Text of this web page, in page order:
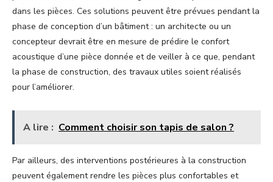
dans les pièces. Ces solutions peuvent être prévues pendant la
phase de conception d’un bâtiment : un architecte ou un
concepteur devrait être en mesure de prédire le confort
acoustique d’une pièce donnée et de veiller à ce que, pendant
la phase de construction, des travaux utiles soient réalisés
pour l’améliorer.
A lire : Comment choisir son tapis de salon ?
Par ailleurs, des interventions postérieures à la construction
peuvent également rendre les pièces plus confortables et